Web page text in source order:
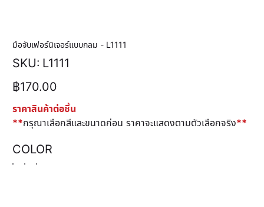
มือจับเฟอร์นิเจอร์แบบกลม - L1111
SKU: SKU
L1111
L1111
ราคา
฿170.00
ราคาสินค้าต่อชิ้น
**กรุณาเลือกสีและขนาดก่อน ราคาจะแสดงตามตัวเลือกจริง**
COLOR